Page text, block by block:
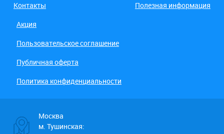
Контакты
Полезная информация
Акция
Пользовательское соглашение
Публичная оферта
Политика конфиденциальности
Москва
м. Тушинская: